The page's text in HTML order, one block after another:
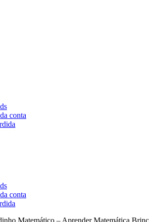
conta
conta
Matemático – Aprender Matemática